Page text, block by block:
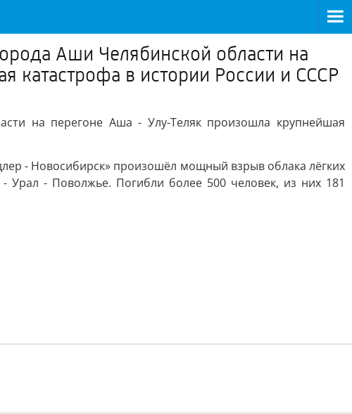
Аши Челябинской области на
в истории России и СССР
на перегоне Аша - Улу-Теляк произошла крупнейшая
- Новосибирск» произошёл мощный взрыв облака лёгких
Урал - Поволжье. Погибли более 500 человек, из них 181